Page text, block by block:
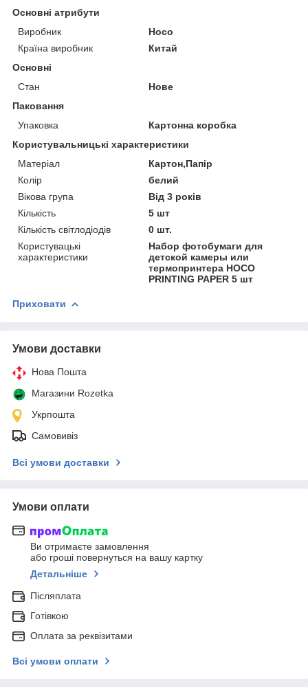
Основні атрибути
Виробник
Hoco
Країна виробник
Китай
Основні
Стан
Нове
Паковання
Упаковка
Картонна коробка
Користувальницькі характеристики
Матеріал
Картон,Папір
Колір
белий
Вікова група
Від 3 років
Кількість
5 шт
Кількість світлодіодів
0 шт.
Користувацькі
характеристики
Набор фотобумаги для
детской камеры или
термопринтера HOCO
PRINTING PAPER 5 шт
Приховати
Умови доставки
Нова Пошта
Магазини Rozetka
Укрпошта
Самовивіз
Всі умови доставки
Умови оплати
Ви отримаєте замовлення
або гроші повернуться на вашу картку
Детальніше
Післяплата
Готівкою
Оплата за реквізитами
Всі умови оплати